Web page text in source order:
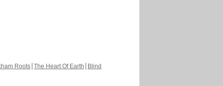
Roots The Heart Of Earth Blind